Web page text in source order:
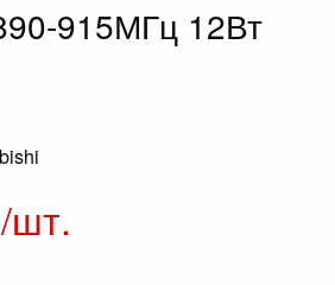
915МГц 12Вт
шт.